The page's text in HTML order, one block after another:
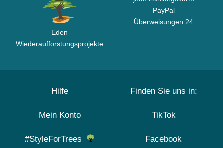
Eden
Wiederaufforstungsprojekte
PayPal
Überweisungen 24
Hilfe
Mein Konto
#StyleForTrees
Finden Sie uns in:
TikTok
Facebook